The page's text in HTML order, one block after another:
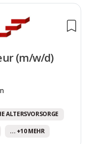
(m/w/d)
ALTERSVORSORGE
... +10 MEHR